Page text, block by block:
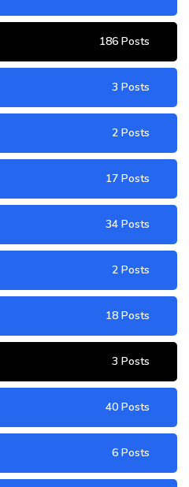
186 Posts
3 Posts
2 Posts
17 Posts
34 Posts
2 Posts
18 Posts
3 Posts
40 Posts
6 Posts